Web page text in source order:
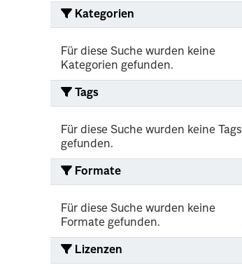
Kategorien
Für diese Suche wurden keine
Kategorien gefunden.
Tags
Für diese Suche wurden keine Tags
gefunden.
Formate
Für diese Suche wurden keine
Formate gefunden.
Lizenzen